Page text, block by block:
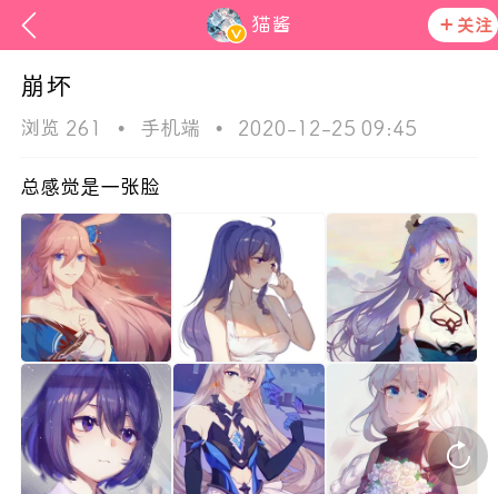
猫酱 关注
元猫
资讯
区发布非法内容 发现立即永久封号
官方公告
崩坏
浏览 261 • 手机端 • 2020-12-25 09:45
总感觉是一张脸